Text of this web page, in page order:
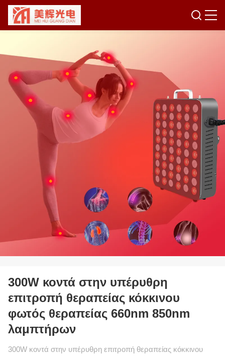
300W κοντά στην υπέρυθρη
επιτροπή θεραπείας κόκκινου
φωτός θεραπείας 660nm 850nm
λαμπτήρων
300W κοντά στην υπέρυθρη επιτροπή θεραπείας κόκκινου